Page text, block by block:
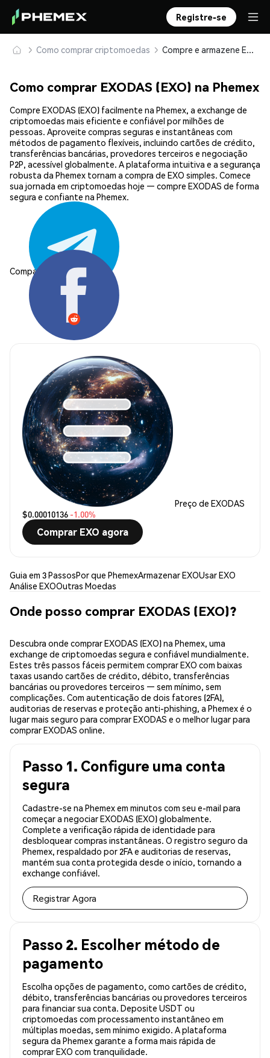
Registre-se
Como comprar criptomoedas Compre e armazene EXODAS (EXO) com segurança
Como comprar EXODAS (EXO) na Phemex
Compre EXODAS (EXO) facilmente na Phemex, a exchange de
criptomoedas mais eficiente e confiável por milhões de
pessoas. Aproveite compras seguras e instantâneas com
métodos de pagamento flexíveis, incluindo cartões de crédito,
transferências bancárias, provedores terceiros e negociação
P2P, acessível globalmente. A plataforma intuitiva e a segurança
robusta da Phemex tornam a compra de EXO simples. Comece
sua jornada em criptomoedas hoje — compre EXODAS de forma
segura e confiante na Phemex.
Compartilhar:
Preço de EXODAS
$0.00010136 -1.00%
Comprar EXO agora
Guia em 3 PassosPor que PhemexArmazenar EXOUsar EXO
Análise EXOOutras Moedas
Onde posso comprar EXODAS (EXO)?
Descubra onde comprar EXODAS (EXO) na Phemex, uma
exchange de criptomoedas segura e confiável mundialmente.
Estes três passos fáceis permitem comprar EXO com baixas
taxas usando cartões de crédito, débito, transferências
bancárias ou provedores terceiros — sem mínimo, sem
complicações. Com autenticação de dois fatores (2FA),
auditorias de reservas e proteção anti-phishing, a Phemex é o
lugar mais seguro para comprar EXODAS e o melhor lugar para
comprar EXODAS online.
Passo 1. Configure uma conta
segura
Cadastre-se na Phemex em minutos com seu e-mail para
começar a negociar EXODAS (EXO) globalmente.
Complete a verificação rápida de identidade para
desbloquear compras instantâneas. O registro seguro da
Phemex, respaldado por 2FA e auditorias de reservas,
mantém sua conta protegida desde o início, tornando a
exchange confiável.
Registrar Agora
Passo 2. Escolher método de
pagamento
Escolha opções de pagamento, como cartões de crédito,
débito, transferências bancárias ou provedores terceiros
para financiar sua conta. Deposite USDT ou
criptomoedas com processamento instantâneo em
múltiplas moedas, sem mínimo exigido. A plataforma
segura da Phemex garante a forma mais rápida de
comprar EXO com tranquilidade.